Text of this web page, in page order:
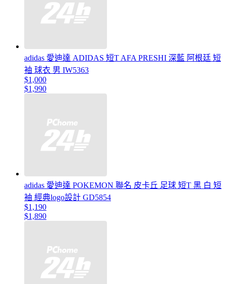
adidas 愛迪達 ADIDAS 短T AFA PRESHI 深藍 阿根廷 短
袖 球衣 男 IW5363
$1,000
$1,990
adidas 愛迪達 POKEMON 聯名 皮卡丘 足球 短T 黑 白 短
袖 經典logo設計 GD5854
$1,190
$1,890